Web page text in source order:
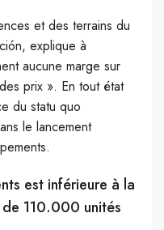
et des terrains du
explique à
aucune marge sur
prix ». En tout état
du statu quo
le lancement
est inférieure à la
110.000 unités